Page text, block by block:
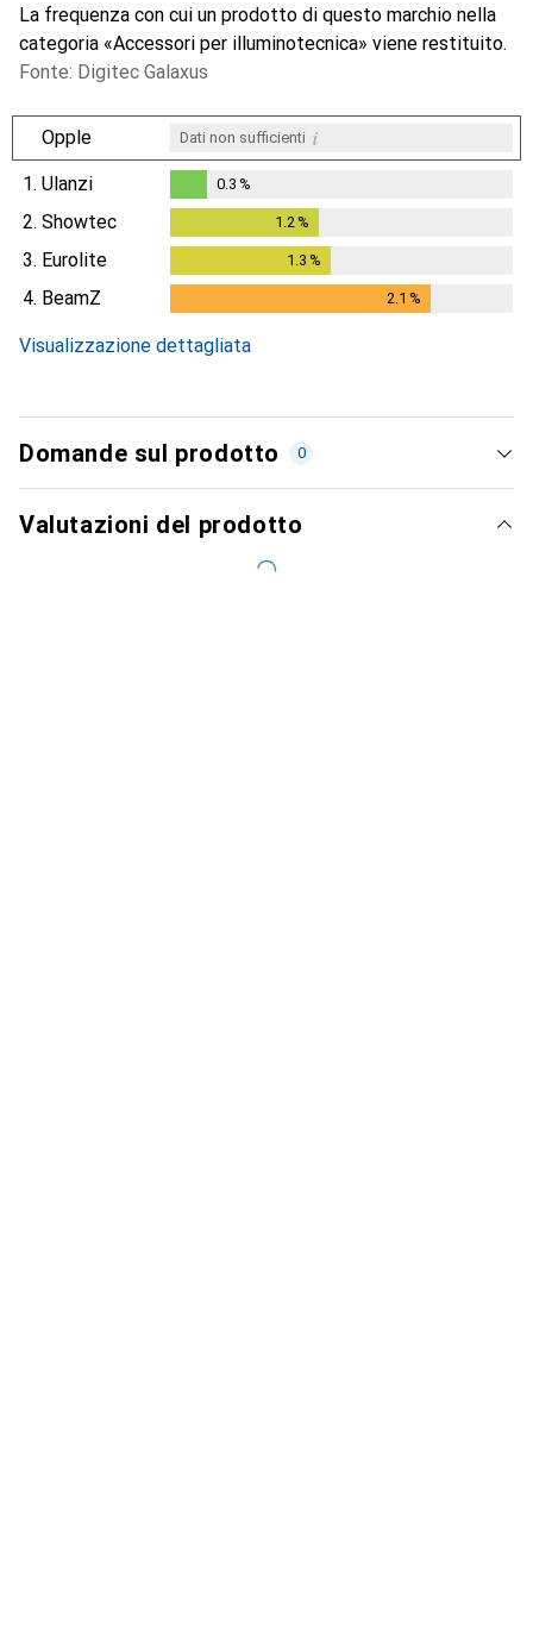
La frequenza con cui un prodotto di questo marchio nella
categoria «Accessori per illuminotecnica» viene restituito.
Fonte: Digitec Galaxus
Opple Dati non sufficienti i
1. Ulanzi
0.3%
0.3 %
2. Showtec 1.2%
3. Eurolite 1.3 %
4. BeamZ 2.1 %
Visualizzazione dettagliata
Domande sul prodotto 0
Valutazioni del prodotto